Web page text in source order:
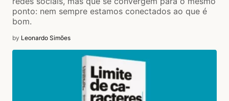
ponto: nem sempre estamos conectados ao que é
bom.
by Leonardo Simões